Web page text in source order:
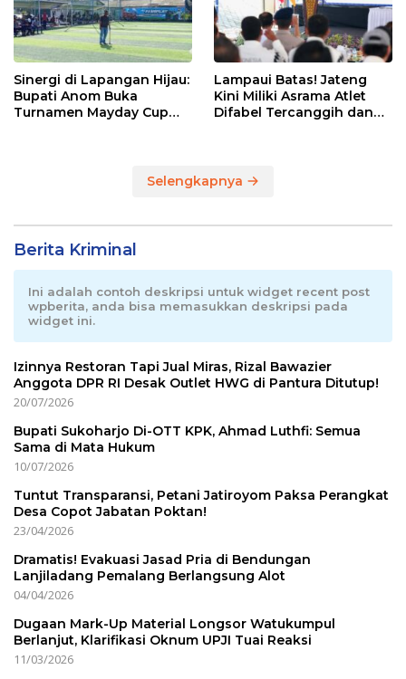
Sinergi di Lapangan Hijau:
Bupati Anom Buka
Turnamen Mayday Cup
Lampaui Batas! Jateng
Kini Miliki Asrama Atlet
Difabel Tercanggih dan
Selengkapnya
Berita Kriminal
Ini adalah contoh deskripsi untuk widget recent post
wpberita, anda bisa memasukkan deskripsi pada
widget ini.
Izinnya Restoran Tapi Jual Miras, Rizal Bawazier
Anggota DPR RI Desak Outlet HWG di Pantura Ditutup!
20/07/2026
Bupati Sukoharjo Di-OTT KPK, Ahmad Luthfi: Semua
Sama di Mata Hukum
10/07/2026
Tuntut Transparansi, Petani Jatiroyom Paksa Perangkat
Desa Copot Jabatan Poktan!
23/04/2026
Dramatis! Evakuasi Jasad Pria di Bendungan
Lanjiladang Pemalang Berlangsung Alot
04/04/2026
Dugaan Mark-Up Material Longsor Watukumpul
Berlanjut, Klarifikasi Oknum UPJI Tuai Reaksi
11/03/2026